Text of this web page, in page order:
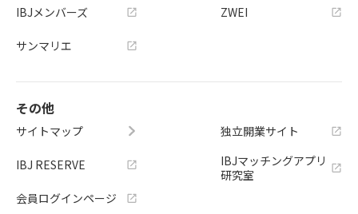
IBJメンバーズ
サンマリエ
ZWEI
その他
サイトマップ
IBJ RESERVE
会員ログインページ
独立開業サイト
IBJマッチングアプリ
研究室